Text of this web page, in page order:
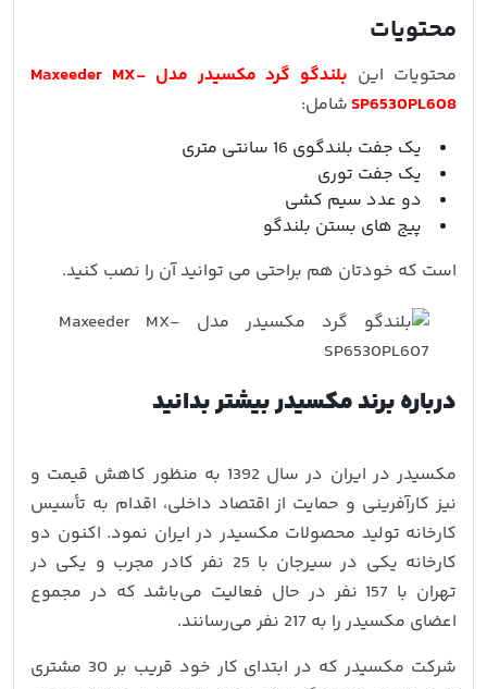
محتویات
محتویات این
بلندگو گرد مکسیدر مدل Maxeeder MX-
SP6530PL608شامل:
یک جفت بلندگوی 16 سانتی متری
یک جفت توری
دو عدد سیم کشی
پیج های بستن بلندگو
است که خودتان هم براحتی می توانید آن را نصب کنید.
درباره برند مکسیدر بیشتر بدانید
مکسیدر در ایران در سال 1392 به منظور کاهش قیمت و
نیز کارآفرینی و حمایت از اقتصاد داخلی، اقدام به تأسیس
کارخانه تولید محصولات مکسیدر در ایران نمود. اکنون دو
کارخانه یکی در سیرجان با 25 نفر کادر مجرب و یکی در
تهران با 157 نفر در حال فعالیت می‌باشد که در مجموع
اعضای مکسیدر را به 217 نفر می‌رسانند.
شرکت مکسیدر که در ابتدای کار خود قریب بر 30 مشتری